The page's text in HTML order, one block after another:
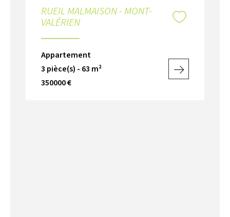
RUEIL MALMAISON - MONT-
VALÉRIEN
Appartement
3 pièce(s) - 63 m²
350000 €